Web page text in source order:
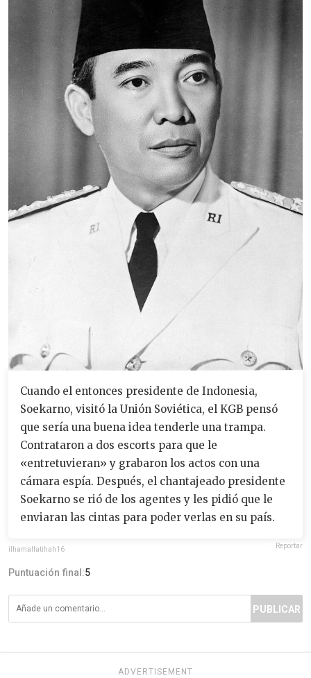
Cuando el entonces presidente de Indonesia,
Soekarno, visitó la Unión Soviética, el KGB pensó
que sería una buena idea tenderle una trampa.
Contrataron a dos escorts para que le
«entretuvieran» y grabaron los actos con una
cámara espía. Después, el chantajeado presidente
Soekarno se rió de los agentes y les pidió que le
enviaran las cintas para poder verlas en su país.
ilhamalfatihah16 Reportar
Puntuación final:5
PUBLICAR
ADVERTISEMENT